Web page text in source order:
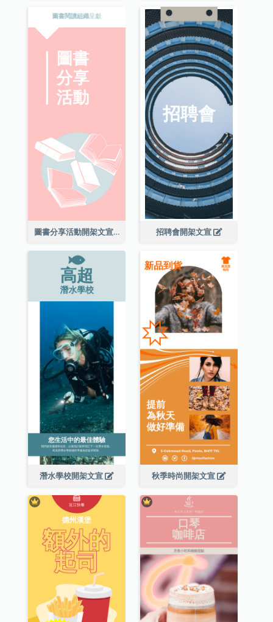
圖書分享活動開架文宣 招聘會開架文宣
潛水學校開架文宣 秋季時尚開架文宣